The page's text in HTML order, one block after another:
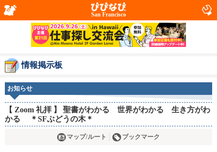
San Francisco
情報掲示板
お知らせ
【 Zoom 礼拝 】 聖書がわかる 世界がわかる 生き方がわ
かる ＊SFぶどうの木＊
マップ/ルート ブックマーク